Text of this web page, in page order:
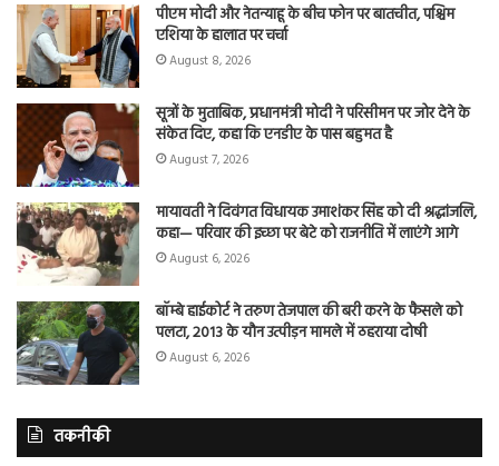
पीएम मोदी और नेतन्याहू के बीच फोन पर बातचीत, पश्चिम
एशिया के हालात पर चर्चा
August 8, 2026
सूत्रों के मुताबिक, प्रधानमंत्री मोदी ने परिसीमन पर जोर देने के
संकेत दिए, कहा कि एनडीए के पास बहुमत है
August 7, 2026
मायावती ने दिवंगत विधायक उमाशंकर सिंह को दी श्रद्धांजलि,
कहा— परिवार की इच्छा पर बेटे को राजनीति में लाएंगे आगे
August 6, 2026
बॉम्बे हाईकोर्ट ने तरुण तेजपाल की बरी करने के फैसले को
पलटा, 2013 के यौन उत्पीड़न मामले में ठहराया दोषी
August 6, 2026
तकनीकी